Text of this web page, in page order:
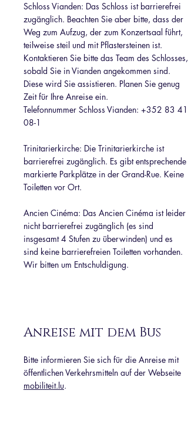
Schloss Vianden: Das Schloss ist barrierefrei
zugänglich. Beachten Sie aber bitte, dass der
Weg zum Aufzug, der zum Konzertsaal führt,
teilweise steil und mit Pflastersteinen ist.
Kontaktieren Sie bitte das Team des Schlosses,
sobald Sie in Vianden angekommen sind.
Diese wird Sie assistieren. Planen Sie genug
Zeit für Ihre Anreise ein.
Telefonnummer Schloss Vianden: +352 83 41
08-1
Trinitarierkirche: Die Trinitarierkirche ist
barrierefrei zugänglich. Es gibt entsprechende
markierte Parkplätze in der Grand-Rue. Keine
Toiletten vor Ort.
Ancien Cinéma: Das Ancien Cinéma ist leider
nicht barrierefrei zugänglich (es sind
insgesamt 4 Stufen zu überwinden) und es
sind keine barrierefreien Toiletten vorhanden.
Wir bitten um Entschuldigung.
Anreise mit dem Bus
Bitte informieren Sie sich für die Anreise mit
öffentlichen Verkehrsmitteln auf der Webseite
mobiliteit.lu.